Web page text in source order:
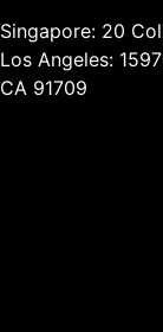
Singapore: 20
Los Angeles:
CA 91709